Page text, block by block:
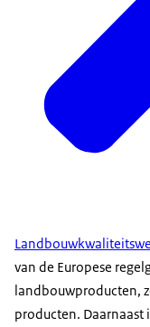
van de Europese
landbouwproducten,
producten. Daarnaast